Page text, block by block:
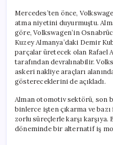
Mercedes’ten önce,
atma niyetini duyurmuştu.
göre, Volkswagen’in
Kuzey Almanya’daki Demir
parçalar üretecek olan Rafael
tarafından devralınabilir.
askeri nakliye araçları
göstereceklerini de açıkladı.
Alman otomotiv sektörü, son
binlerce işten çıkarma ve
zorlu süreçlerle karşı
döneminde bir alternatif iş